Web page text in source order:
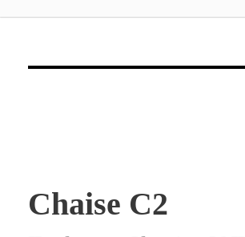
Chaise C2